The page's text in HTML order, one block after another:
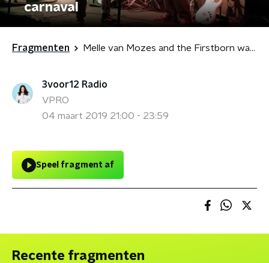
carnaval
Fragmenten Melle van Mozes and the Firstborn was een Power Ranger met carnaval
3voor12 Radio
VPRO
04 maart 2019 21:00 - 23:59
Speel fragment af
Recente fragmenten